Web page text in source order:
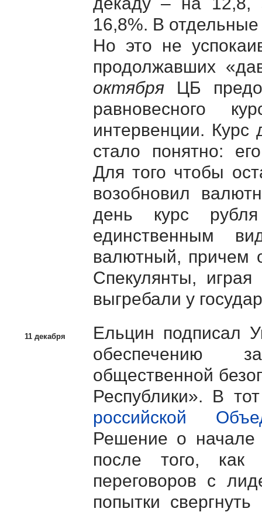
16,8%. В
Но это не
продолжавших
октябряЦБ
равновесного
интервенции. Курс
стало понятно:
Для того чтобы
возобновил
день курс
единственным
валютный, причем
Спекулянты,
выгребали у
11 декабря
Ельцин подписал
обеспечению
общественной
Республики». В
российской
Решение о начале
после того, как
переговоров с
попытки